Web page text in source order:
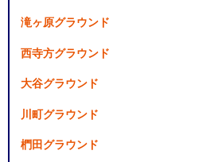
滝ヶ原グラウンド
西寺方グラウンド
大谷グラウンド
川町グラウンド
椚田グラウンド